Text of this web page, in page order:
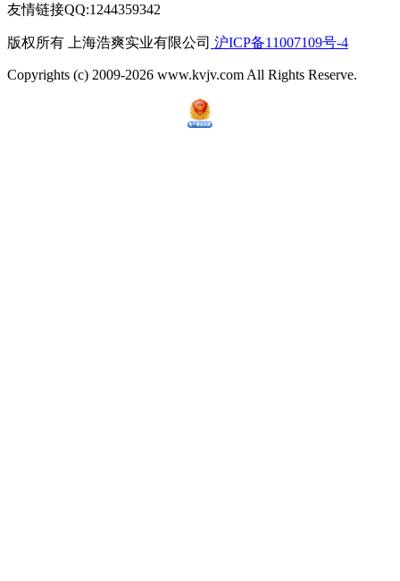
友情链接QQ:1244359342
版权所有 上海浩爽实业有限公司 沪ICP备11007109号-4
Copyrights (c) 2009-2026 www.kvjv.com All Rights Reserve.